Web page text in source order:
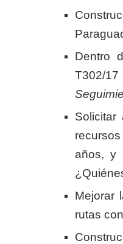
Dentro
T302/17
años, y
Mejorar
rutas